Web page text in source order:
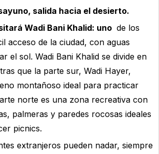
salida hacia el desierto.
Wadi Bani Khalid: uno de los
acceso de la ciudad, con aguas
el sol. Wadi Bani Khalid se divide en
que la parte sur, Wadi Hayer,
montañoso ideal para practicar
norte es una zona recreativa con
palmeras y paredes rocosas ideales
picnics.
extranjeros pueden nadar, siempre